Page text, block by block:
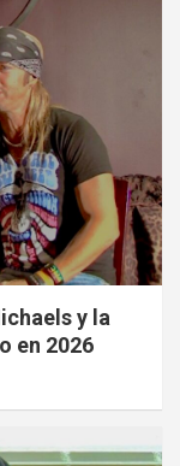
y la
en 2026